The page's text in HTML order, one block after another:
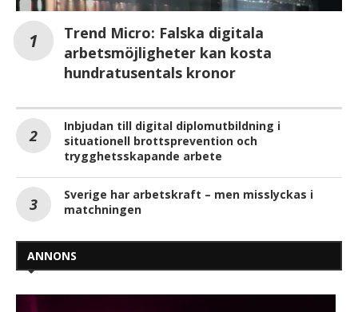
Trend Micro: Falska digitala
arbetsmöjligheter kan kosta
hundratusentals kronor
Inbjudan till digital diplomutbildning i
situationell brottsprevention och
trygghetsskapande arbete
Sverige har arbetskraft – men misslyckas i
matchningen
ANNONS